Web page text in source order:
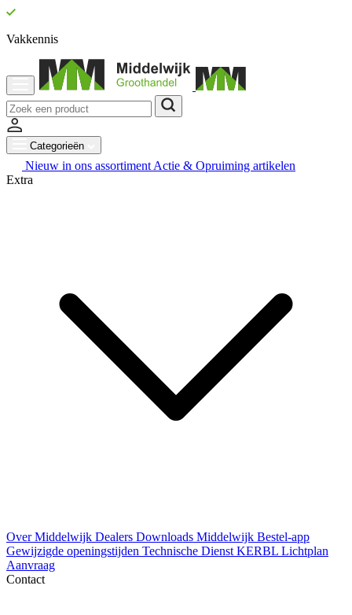
Vakkennis
Categorieën
Nieuw in ons assortiment Actie & Opruiming artikelen
Extra
Over Middelwijk Dealers Downloads Middelwijk Bestel-app
Gewijzigde openingstijden Technische Dienst KERBL Lichtplan
Aanvraag
Contact